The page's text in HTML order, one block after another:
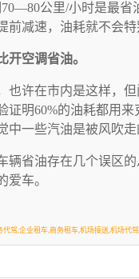
公里/小时是最
前减速，油耗就不会
开空调省油。
也许在市内是这样，
证明60%的油耗都用
中一些汽油是被风吹
辆省油存在几个误区
爱车。
驾,企业租车,商务租车,机场接送,机场代